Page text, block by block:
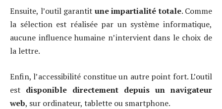
Ensuite, l’outil garantit une impartialité totale. Comme
la sélection est réalisée par un système informatique,
aucune influence humaine n’intervient dans le choix de
la lettre.
Enfin, l’accessibilité constitue un autre point fort. L’outil
est disponible directement depuis un navigateur
web, sur ordinateur, tablette ou smartphone.